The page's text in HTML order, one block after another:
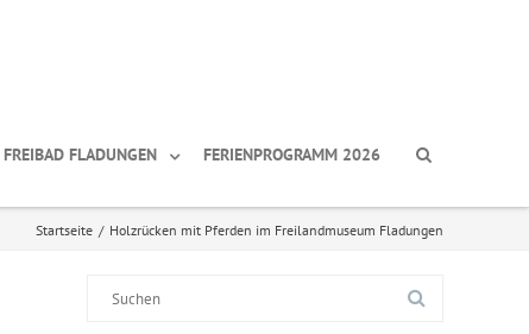
FREIBAD FLADUNGEN FERIENPROGRAMM 2026
Startseite / Holzrücken mit Pferden im Freilandmuseum Fladungen